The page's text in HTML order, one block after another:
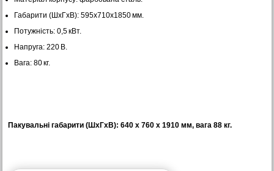
Габарити (ШхГхВ): 595х710х1850 мм.
Потужність: 0,5 кВт.
Напруга: 220 В.
Вага: 80 кг.
Пакувальні габарити (ШхГхВ): 640 х 760 х 1910 мм, вага 88 кг.